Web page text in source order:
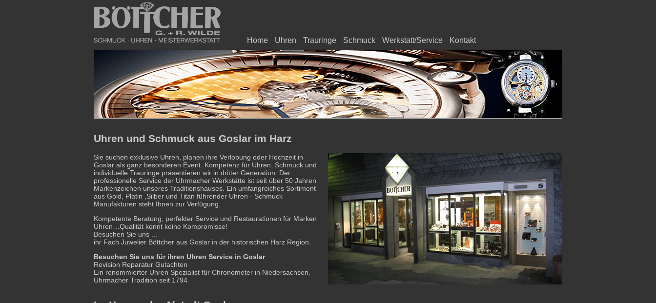
Home Uhren Trauringe Schmuck Werkstatt/Service Kontakt
Uhren und Schmuck aus Goslar im Harz
Sie suchen exklusive Uhren, planen ihre Verlobung oder Hochzeit in
Goslar als ganz besonderen Event. Kompetenz für Uhren, Schmuck und
individuelle Trauringe präsentieren wir in dritter Generation. Der
professionelle Service der Uhrmacher Werkstätte ist seit über 50 Jahren
Markenzeichen unseres Traditionshauses. Ein umfangreiches Sortiment
aus Gold, Platin ,Silber und Titan führender Uhren - Schmuck
Manufakturen steht Ihnen zur Verfügung.
Kompetente Beratung, perfekter Service und Restaurationen für Marken
Uhren…Qualität kennt keine Kompromisse!
Besuchen Sie uns ...
ihr Fach Juwelier Böttcher aus Goslar in der historischen Harz Region.
Besuchen Sie uns für ihren Uhren Service in Goslar
Revision Reparatur Gutachten
Ein renommierter Uhren Spezialist für Chronometer in Niedersachsen.
Uhrmacher Tradition seit 1794